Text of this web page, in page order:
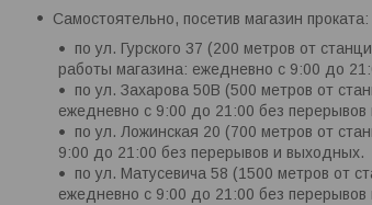
Самостоятельно, посетив магазин проката:
по ул. Гурского 37 (200 метров от
работы магазина: ежедневно с 9:00 до
по ул. Захарова 50В (500 метров от
ежедневно с 9:00 до 21:00 без
по ул. Ложинская 20 (700 метров от
9:00 до 21:00 без перерывов и выходных.
по ул. Матусевича 58 (1500 метров от
ежедневно с 9:00 до 21:00 без